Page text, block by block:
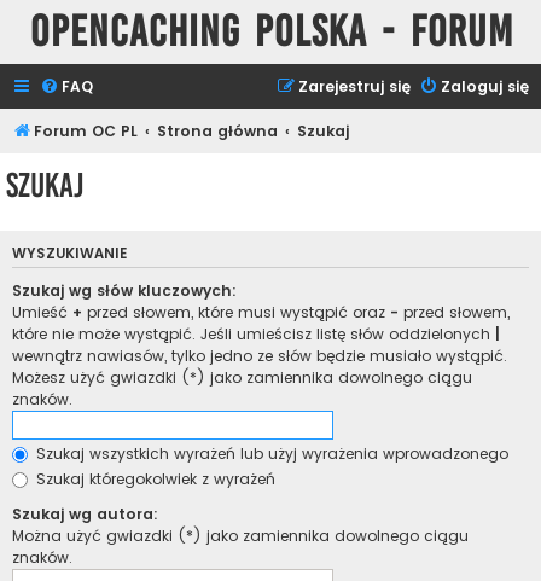
Opencaching Polska - Forum
FAQ Zaloguj się
Zarejestruj się
Forum OC PL Strona główna Szukaj
Szukaj
WYSZUKIWANIE
Szukaj wg słów kluczowych:
Umieść + przed słowem, które musi wystąpić oraz - przed słowem,
które nie może wystąpić. Jeśli umieścisz listę słów oddzielonych
wewnątrz nawiasów, tylko jedno ze słów będzie musiało wystąpić.
Możesz użyć gwiazdki (*) jako zamiennika dowolnego ciągu
znaków.
Szukaj wszystkich wyrażeń lub użyj wyrażenia wprowadzonego
Szukaj któregokolwiek z wyrażeń
Szukaj wg autora:
Można użyć gwiazdki (*) jako zamiennika dowolnego ciągu
znaków.